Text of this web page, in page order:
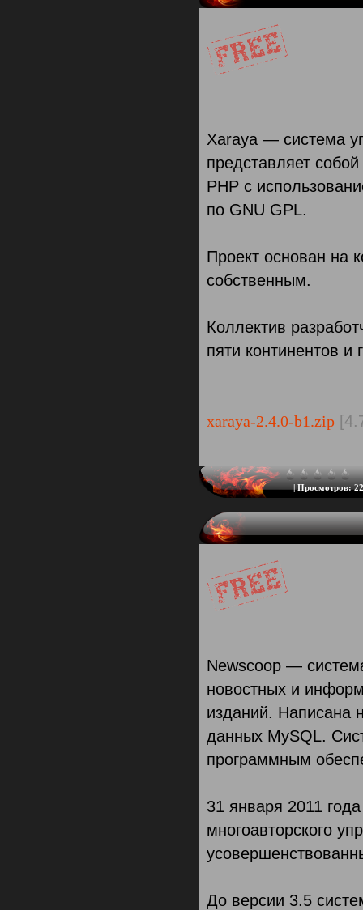
Xaraya — система
представляет
PHP с
по GNU GPL.
Проект основан на
собственным.
Коллектив
пяти континентов
xaraya-2.4.0-b1.zip
|Просмотров:
Newscoop —
новостных и
изданий. Написана
данных MySQL.
программным
31 января 2011
многоавторского
До версии 3.5